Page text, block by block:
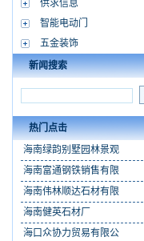
供求信息
智能电动门
五金装饰
新闻搜索
热门点击
海南绿韵别墅园林景观
海南富通钢铁销售有限
海南伟林顺达石材有限
海南健英石材厂
海口众协力贸易有限公